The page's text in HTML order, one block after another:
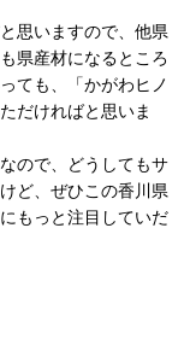
思いますので、他県
県産材になるところ
ても、「かがわヒノ
だければと思いま
ので、どうしてもサ
ど、ぜひこの香川県
もっと注目していだ